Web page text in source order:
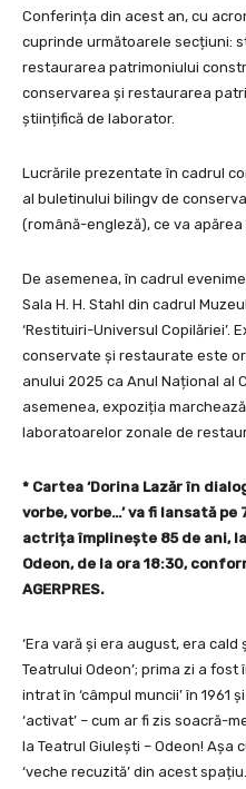
Conferința din acest an, cu
cuprinde următoarele secțiuni:
restaurarea patrimoniului
conservarea și restaurarea
științifică de laborator.
Lucrările prezentate în cadrul
al buletinului bilingv de
(română-engleză), ce va apărea
De asemenea, în cadrul
Sala H. H. Stahl din cadrul
‘Restituiri-Universul Copilăriei’.
conservate și restaurate este
anului 2025 ca Anul Național al
asemenea, expoziția
laboratoarelor zonale de
* Cartea ‘Dorina Lazăr în
vorbe, vorbe…’ va fi lansată
actrița împlinește 85 de ani,
Odeon, de la ora 18:30,
AGERPRES.
‘Era vară și era august, era cald
Teatrului Odeon’; prima zi a fost
intrat în ‘câmpul muncii’ în 1961
‘activat’ – cum ar fi zis soacră-
la Teatrul Giulești – Odeon! Așa
‘veche recuzită’ din acest